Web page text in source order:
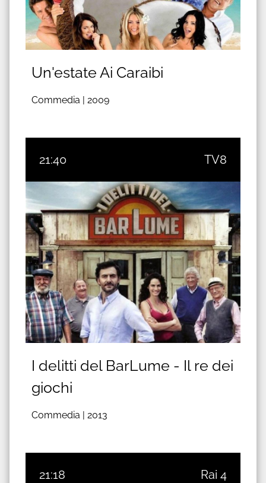
Un'estate Ai Caraibi
Commedia | 2009
21:40 TV8
I delitti del BarLume - Il re dei
giochi
Commedia | 2013
21:18 Rai 4